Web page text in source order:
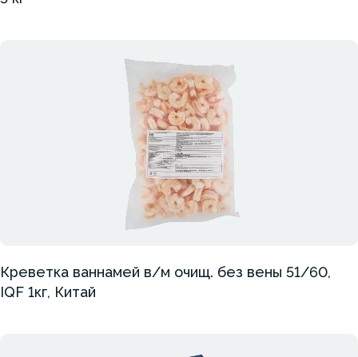
Креветка ваннамей в/м очищ. без вены 51/60,
IQF 1кг, Китай